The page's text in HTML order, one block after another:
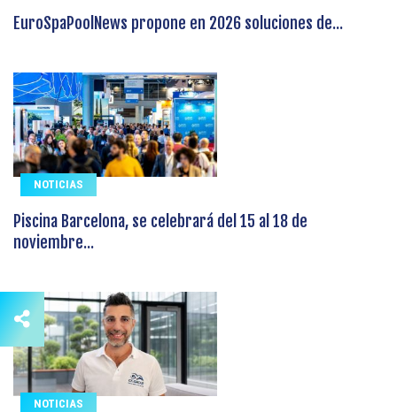
EuroSpaPoolNews propone en 2026 soluciones de...
NOTICIAS
Piscina Barcelona, se celebrará del 15 al 18 de
noviembre...
NOTICIAS